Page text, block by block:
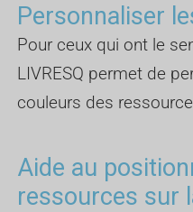
Personnaliser
Pour ceux qui ont le
LIVRESQ permet de
couleurs des
Aide au
ressources sur